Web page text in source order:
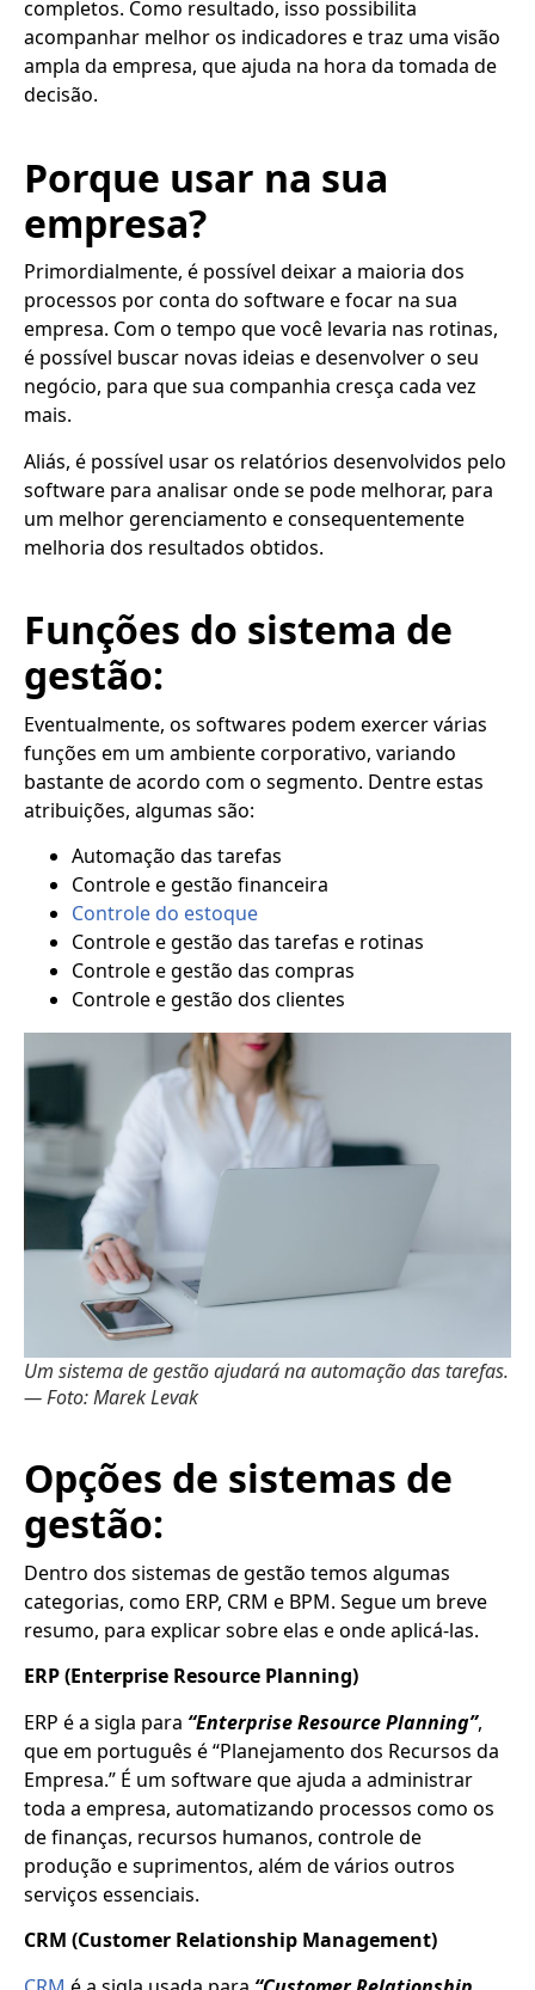
completos. Como resultado, isso possibilita
acompanhar melhor os indicadores e traz uma visão
ampla da empresa, que ajuda na hora da tomada de
decisão.
Porque usar na sua
empresa?
Primordialmente, é possível deixar a maioria dos
processos por conta do software e focar na sua
empresa. Com o tempo que você levaria nas rotinas,
é possível buscar novas ideias e desenvolver o seu
negócio, para que sua companhia cresça cada vez
mais.
Aliás, é possível usar os relatórios desenvolvidos pelo
software para analisar onde se pode melhorar, para
um melhor gerenciamento e consequentemente
melhoria dos resultados obtidos.
Funções do sistema de
gestão:
Eventualmente, os softwares podem exercer várias
funções em um ambiente corporativo, variando
bastante de acordo com o segmento. Dentre estas
atribuições, algumas são:
Automação das tarefas
Controle e gestão financeira
Controle do estoque
Controle e gestão das tarefas e rotinas
Controle e gestão das compras
Controle e gestão dos clientes
Um sistema de gestão ajudará na automação das tarefas.
— Foto: Marek Levak
Opções de sistemas de
gestão:
Dentro dos sistemas de gestão temos algumas
categorias, como ERP, CRM e BPM. Segue um breve
resumo, para explicar sobre elas e onde aplicá-las.
ERP (Enterprise Resource Planning)
ERP é a sigla para “Enterprise Resource Planning”,
que em português é “Planejamento dos Recursos da
Empresa.” É um software que ajuda a administrar
toda a empresa, automatizando processos como os
de finanças, recursos humanos, controle de
produção e suprimentos, além de vários outros
serviços essenciais.
CRM (Customer Relationship Management)